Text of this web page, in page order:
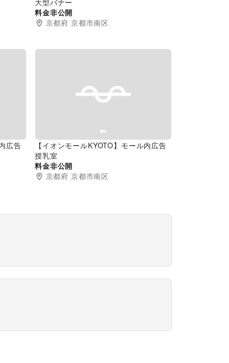
料金非公開
京都府 京都市南区
広告
Previous slide
【イオンモールKYOTO】モール内広告
授乳室
料金非公開
京都府 京都市南区